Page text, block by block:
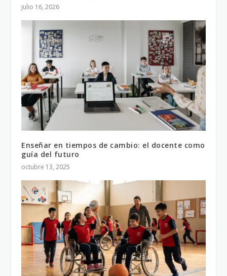
julio 16, 2026
Enseñar en tiempos de cambio: el docente como
guía del futuro
octubre 13, 2025